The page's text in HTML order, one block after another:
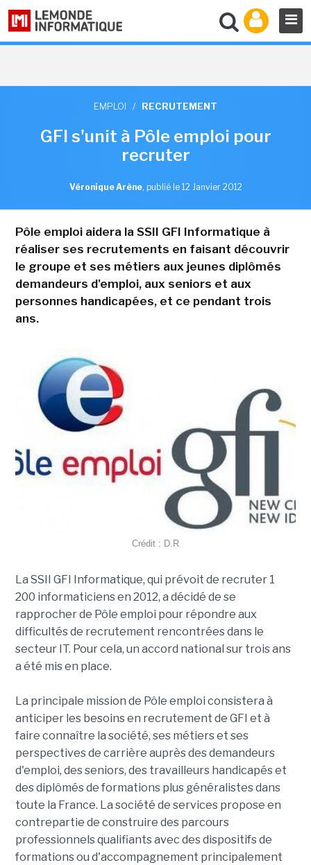
EMPLOI / RECRUTEMENT
GFI s'unit à Pôle emploi pour
recruter
Véronique Arène, publié le 12 Janvier 2012
Pôle emploi aidera la SSII GFI Informatique à
réaliser ses recrutements en faisant découvrir
le groupe et ses métiers aux jeunes diplômés
demandeurs d'emploi, aux seniors et aux
personnes handicapées, et ce pendant trois
ans.
Crédit : D.R
La SSII GFI Informatique, qui prévoit de recruter 1
200 informaticiens en 2012, a décidé de se
rapprocher de Pôle emploi pour répondre aux
difficultés de recrutement rencontrées dans le
secteur IT. Pour cela, un accord national sur trois ans
a été mis en place.
La principale mission de Pôle emploi consistera à
anticiper les besoins en recrutement de GFI et à
faire connaître la société, ses métiers et ses
perspectives de carrière auprès des demandeurs
d'emploi, des seniors, des travailleurs handicapés et
des diplômés de formations plus généralistes dans
toute la France. La société de services propose en
contrepartie de construire des parcours
professionnels qualifiants avec des dispositifs de
formations ou d'accompagnement principalement